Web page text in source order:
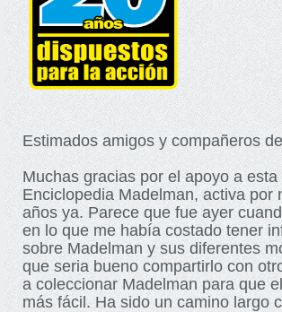
Estimados amigos y compañeros
Muchas gracias por el apoyo a esta
Enciclopedia Madelman, activa por
años ya. Parece que fue ayer
en lo que me había costado tener
sobre Madelman y sus diferentes
que seria bueno compartirlo con
a coleccionar Madelman para que
más fácil. Ha sido un camino largo